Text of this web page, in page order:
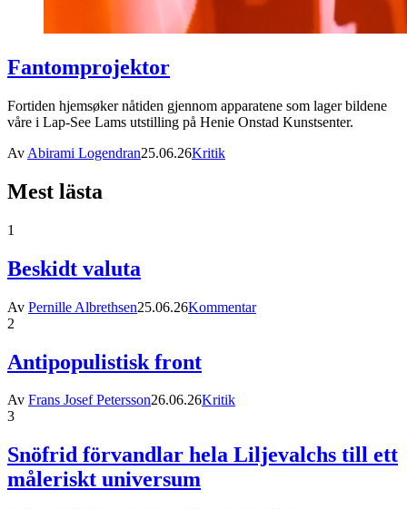
Fantomprojektor
Fortiden hjemsøker nåtiden gjennom apparatene som lager bildene
våre i Lap-See Lams utstilling på Henie Onstad Kunstsenter.
Av Abirami Logendran25.06.26Kritik
Mest lästa
1
Beskidt valuta
Av Pernille Albrethsen25.06.26Kommentar
2
Antipopulistisk front
Av Frans Josef Petersson26.06.26Kritik
3
Snöfrid förvandlar hela Liljevalchs till ett
måleriskt universum